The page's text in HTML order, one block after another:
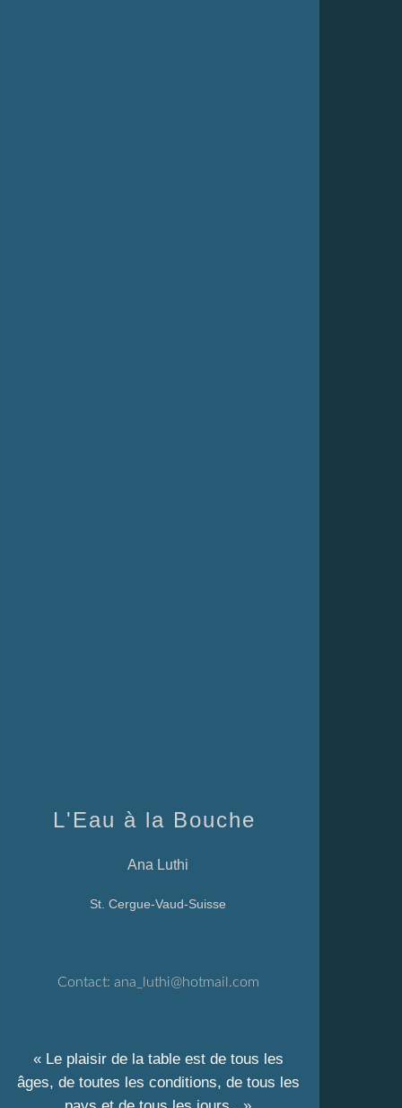
L'Eau à la Bouche
Ana Luthi
St. Cergue-Vaud-Suisse
Contact: ana_luthi@hotmail.com
« Le plaisir de la table est de tous les
âges, de toutes les conditions, de tous les